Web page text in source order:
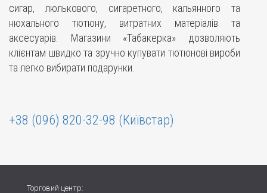
сигар, люлькового, сигаретного, кальянного та
нюхального тютюну, витратних матеріалів та
аксесуарів. Магазини «Табакерка» дозволяють
клієнтам швидко та зручно купувати тютюнові вироби
та легко вибирати подарунки.
+38 (096) 820-32-98 (Київстар)
Торговий центр: